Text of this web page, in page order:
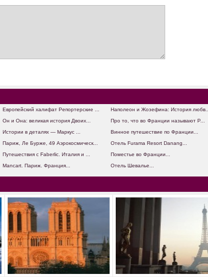
Европейский халифат Репортерские ...
Наполеон и Жозефина: История любв...
Он и Она: великая история Двоих...
Про то, что во Франции называют P...
Истории в деталях — Маркус ...
Винное путешествие по Франции...
Париж, Ле Бурже, 49 Аэрокосмическ...
Отель Furama Resort Danang...
Путешествия с Faberlic. Италия и ...
Поместье во Франции...
Mancart. Париж. Франция... Отель Шевалье...